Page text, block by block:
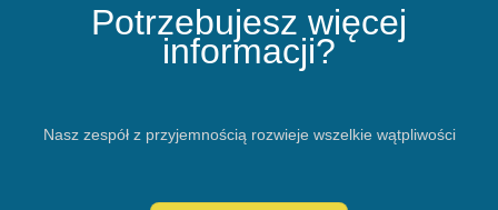
Potrzebujesz więcej
informacji?
Nasz zespół z przyjemnością rozwieje wszelkie wątpliwości